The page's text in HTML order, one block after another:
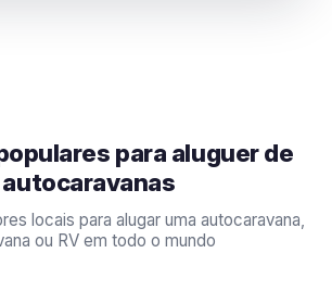
para aluguer de
autocaravanas
locais para alugar uma autocaravana,
ou RV em todo o mundo